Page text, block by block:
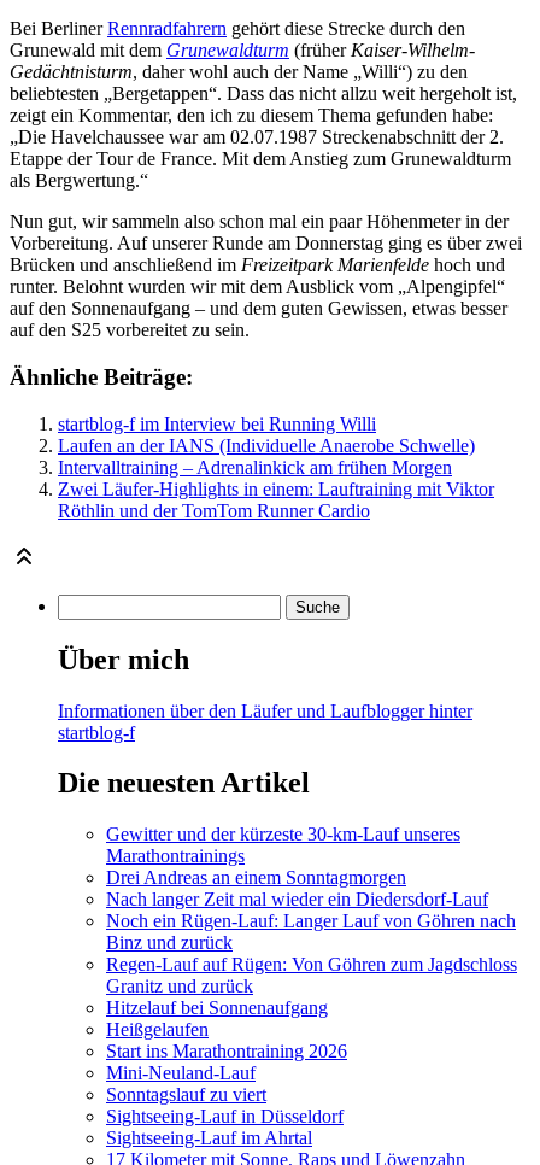
Bei BerlinerRennradfahrern gehört diese Strecke durch den
Grunewald mit dem Grunewaldturm (früher Kaiser-Wilhelm-
Gedächtnisturm, daher wohl auch der Name „Willi“) zu den
beliebtesten „Bergetappen“. Dass das nicht allzu weit hergeholt ist,
zeigt ein Kommentar, den ich zu diesem Thema gefunden habe:
„Die Havelchaussee war am 02.07.1987 Streckenabschnitt der 2.
Etappe der Tour de France. Mit dem Anstieg zum Grunewaldturm
als Bergwertung.“
Nun gut, wir sammeln also schon mal ein paar Höhenmeter in der
Vorbereitung. Auf unserer Runde am Donnerstag ging es über zwei
Brücken und anschließend im Freizeitpark Marienfelde hoch und
runter. Belohnt wurden wir mit dem Ausblick vom „Alpengipfel“
auf den Sonnenaufgang – und dem guten Gewissen, etwas besser
auf den S25 vorbereitet zu sein.
Ähnliche Beiträge:
startblog-f im Interview bei Running Willi
Laufen an der IANS (Individuelle Anaerobe Schwelle)
Intervalltraining – Adrenalinkick am frühen Morgen
Zwei Läufer-Highlights in einem: Lauftraining mit Viktor
Röthlin und der TomTom Runner Cardio
Über mich
Informationen über den Läufer und Laufblogger hinter
startblog-f
Die neuesten Artikel
Gewitter und der kürzeste 30-km-Lauf unseres
Marathontrainings
Drei Andreas an einem Sonntagmorgen
Nach langer Zeit mal wieder ein Diedersdorf-Lauf
Noch ein Rügen-Lauf: Langer Lauf von Göhren nach
Binz und zurück
Regen-Lauf auf Rügen: Von Göhren zum Jagdschloss
Granitz und zurück
Hitzelauf bei Sonnenaufgang
Heißgelaufen
Start ins Marathontraining 2026
Mini-Neuland-Lauf
Sonntagslauf zu viert
Sightseeing-Lauf in Düsseldorf
Sightseeing-Lauf im Ahrtal
17 Kilometer mit Sonne, Raps und Löwenzahn